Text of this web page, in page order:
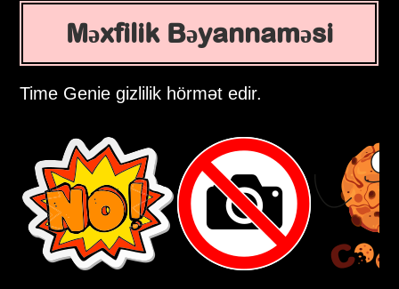
Məxfilik Bəyannaməsi
Time Genie gizlilik hörmət edir.